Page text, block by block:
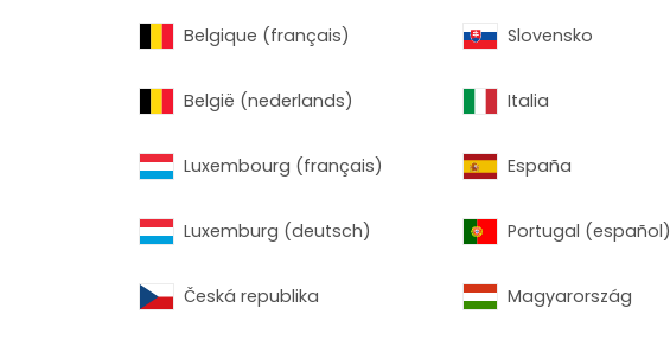
- Wetterfeste Pulverbeschichtung für Fassaden
- Nahezu 100%iger Materialnutzungsgrad
- Leicht und sauber zu verarbeiten
Belgique (français)
België (nederlands)
Luxembourg (français)
Luxemburg (deutsch)
Česká republika
Slovensko
Italia
España
Portugal (español)
Magyarország